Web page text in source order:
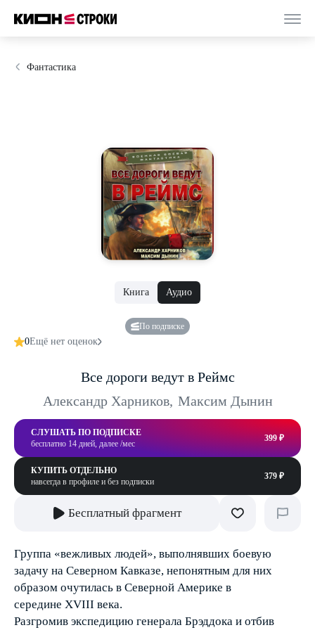
Фантастика
Книга Аудио
По подписке
0Ещё нет оценок
Все дороги ведут в Реймс
Александр Харников, Максим Дынин
СЛУШАТЬ ПО ПОДПИСКЕ
бесплатно 14 дней, далее /мес
399 ₽
КУПИТЬ ОТДЕЛЬНО
навсегда в профиле и без подписки
379 ₽
Бесплатный фрагмент
Группа «вежливых людей», выполнявших боевую
задачу на Северном Кавказе, непонятным для них
образом очутилась в Северной Америке в
середине XVIII века.
Разгромив экспедицию генерала Брэддока и отбив